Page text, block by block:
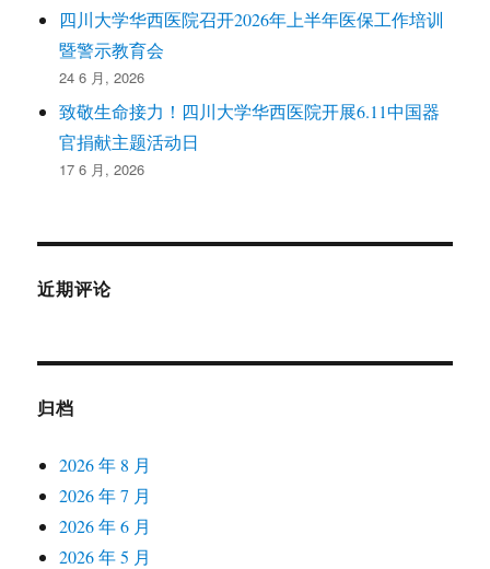
四川大学华西医院召开2026年上半年医保工作培训
暨警示教育会
24 6 月, 2026
致敬生命接力！四川大学华西医院开展6.11中国器
官捐献主题活动日
17 6 月, 2026
近期评论
归档
2026 年 8 月
2026 年 7 月
2026 年 6 月
2026 年 5 月